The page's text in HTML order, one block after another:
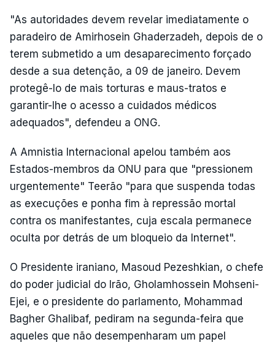
"As autoridades devem revelar imediatamente o
paradeiro de Amirhosein Ghaderzadeh, depois de o
terem submetido a um desaparecimento forçado
desde a sua detenção, a 09 de janeiro. Devem
protegê-lo de mais torturas e maus-tratos e
garantir-lhe o acesso a cuidados médicos
adequados", defendeu a ONG.
A Amnistia Internacional apelou também aos
Estados-membros da ONU para que "pressionem
urgentemente" Teerão "para que suspenda todas
as execuções e ponha fim à repressão mortal
contra os manifestantes, cuja escala permanece
oculta por detrás de um bloqueio da Internet".
O Presidente iraniano, Masoud Pezeshkian, o chefe
do poder judicial do Irão, Gholamhossein Mohseni-
Ejei, e o presidente do parlamento, Mohammad
Bagher Ghalibaf, pediram na segunda-feira que
aqueles que não desempenharam um papel